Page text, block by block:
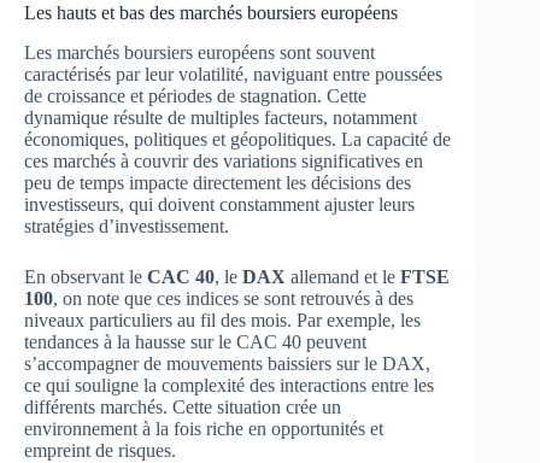
Les hauts et bas des marchés boursiers européens
Les marchés boursiers européens sont souvent
caractérisés par leur volatilité, naviguant entre poussées
de croissance et périodes de stagnation. Cette
dynamique résulte de multiples facteurs, notamment
économiques, politiques et géopolitiques. La capacité de
ces marchés à couvrir des variations significatives en
peu de temps impacte directement les décisions des
investisseurs, qui doivent constamment ajuster leurs
stratégies d’investissement.
En observant le CAC 40, le DAX allemand et le FTSE
100, on note que ces indices se sont retrouvés à des
niveaux particuliers au fil des mois. Par exemple, les
tendances à la hausse sur le CAC 40 peuvent
s’accompagner de mouvements baissiers sur le DAX,
ce qui souligne la complexité des interactions entre les
différents marchés. Cette situation crée un
environnement à la fois riche en opportunités et
empreint de risques.